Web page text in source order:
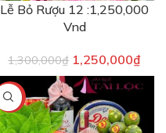
Lễ Bỏ Rượu 12 :1,250,000
Vnd
1,300,000₫ 1,250,000₫
-9%